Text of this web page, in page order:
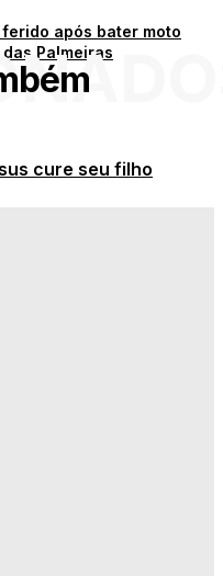
ferido após bater moto
Palmeiras
cure seu filho